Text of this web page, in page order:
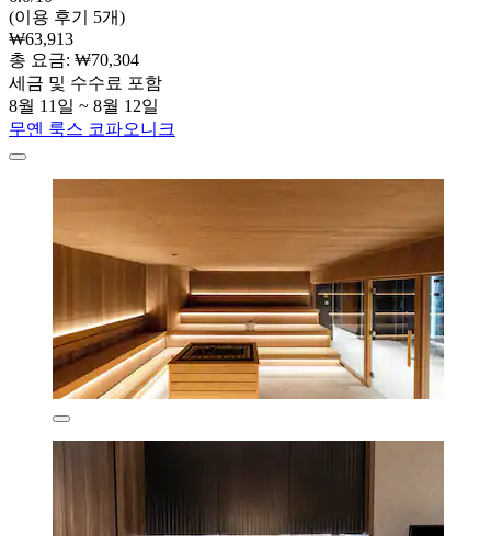
(이용 후기 5개)
₩63,913
총 요금: ₩70,304
세금 및 수수료 포함
8월 11일 ~ 8월 12일
무옌 룩스 코파오니크